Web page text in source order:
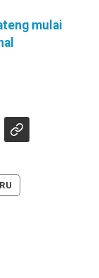
mulai